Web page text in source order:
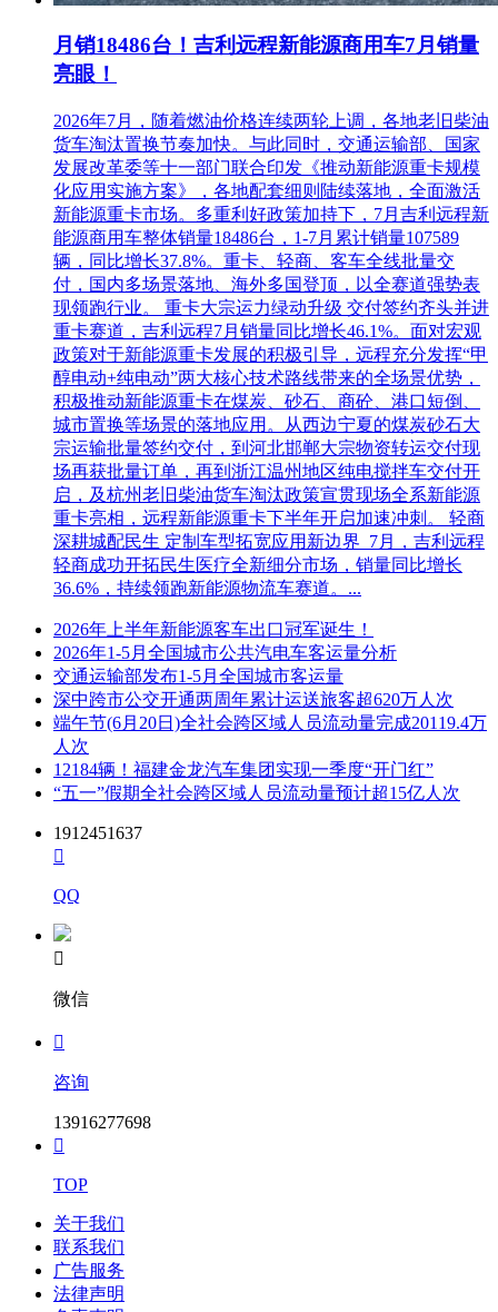
月销18486台！吉利远程新能源商用车7月销量
亮眼！
2026年7月，随着燃油价格连续两轮上调，各地老旧柴油
货车淘汰置换节奏加快。与此同时，交通运输部、国家
发展改革委等十一部门联合印发《推动新能源重卡规模
化应用实施方案》，各地配套细则陆续落地，全面激活
新能源重卡市场。多重利好政策加持下，7月吉利远程新
能源商用车整体销量18486台，1-7月累计销量107589
辆，同比增长37.8%。重卡、轻商、客车全线批量交
付，国内多场景落地、海外多国登顶，以全赛道强势表
现领跑行业。 重卡大宗运力绿动升级 交付签约齐头并进
重卡赛道，吉利远程7月销量同比增长46.1%。面对宏观
政策对于新能源重卡发展的积极引导，远程充分发挥“甲
醇电动+纯电动”两大核心技术路线带来的全场景优势，
积极推动新能源重卡在煤炭、砂石、商砼、港口短倒、
城市置换等场景的落地应用。从西边宁夏的煤炭砂石大
宗运输批量签约交付，到河北邯郸大宗物资转运交付现
场再获批量订单，再到浙江温州地区纯电搅拌车交付开
启，及杭州老旧柴油货车淘汰政策宣贯现场全系新能源
重卡亮相，远程新能源重卡下半年开启加速冲刺。 轻商
深耕城配民生 定制车型拓宽应用新边界 7月，吉利远程
轻商成功开拓民生医疗全新细分市场，销量同比增长
36.6%，持续领跑新能源物流车赛道。...
2026年上半年新能源客车出口冠军诞生！
2026年1-5月全国城市公共汽电车客运量分析
交通运输部发布1-5月全国城市客运量
深中跨市公交开通两周年累计运送旅客超620万人次
端午节(6月20日)全社会跨区域人员流动量完成20119.4万
人次
12184辆！福建金龙汽车集团实现一季度“开门红”
“五一”假期全社会跨区域人员流动量预计超15亿人次
1912451637

QQ

微信

咨询
13916277698

TOP
关于我们
联系我们
广告服务
法律声明